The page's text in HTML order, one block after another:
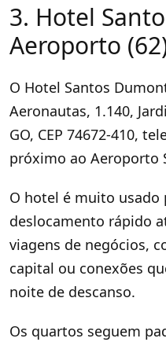
3. Hotel
Aeroporto
O Hotel Santos
Aeronautas, 1.140,
GO, CEP 74672-410,
próximo ao Aeroporto
O hotel é muito usado
deslocamento rápido
viagens de negócios,
capital ou conexões
noite de descanso.
Os quartos seguem